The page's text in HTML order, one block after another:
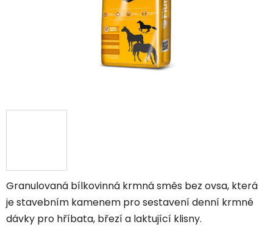
Granulovaná bílkovinná krmná směs bez ovsa, která
je stavebním kamenem pro sestavení denní krmné
dávky pro hříbata, březí a laktující klisny.